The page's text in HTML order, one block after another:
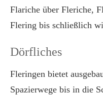
Flariche über Fleriche,
Flering bis schließlich
Dörfliches
Fleringen bietet
Spazierwege bis in die